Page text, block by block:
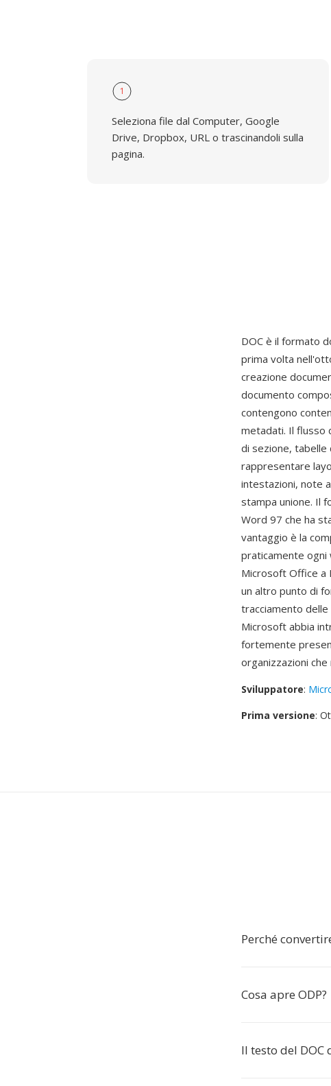
1
Seleziona file dal Computer, Google
Drive, Dropbox, URL o trascinandoli sulla
pagina.
DOC è il formato
prima volta
creazione
documento
contengono
metadati. Il flusso
di sezione,
rappresentare
intestazioni, note
stampa unione. Il
Word 97 che ha
vantaggio è la
praticamente
Microsoft Office a
un altro punto di
tracciamento delle
Microsoft abbia
fortemente
organizzazioni
Sviluppatore:
Prima versione:
Perché
Cosa apre ODP?
Il testo del DOC